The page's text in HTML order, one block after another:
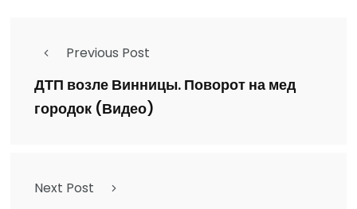
Previous Post
ДТП возле Винницы. Поворот на мед
городок (Видео)
Next Post